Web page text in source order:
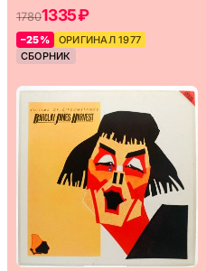
17801335 ₽
–25%
ОРИГИНАЛ 1977
СБОРНИК